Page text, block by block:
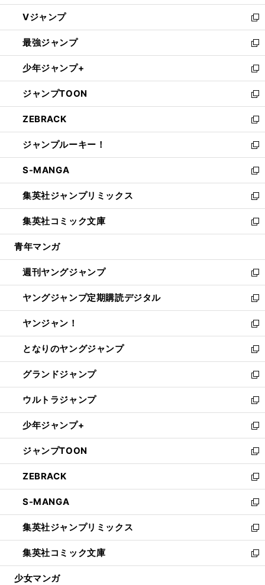
ウ
ィ
ン
ド
ウ
で
開
く
し
い
ウ
ィ
ン
ド
ウ
で
開
く
Vジャンプ
新
し
い
ウ
ィ
ン
ド
ウ
で
開
く
最強ジャンプ
新
し
い
ウ
ィ
ン
ド
ウ
で
開
く
少年ジャンプ+
新
し
い
ウ
ィ
ン
ド
ウ
で
開
く
ジャンプTOON
新
し
い
ウ
ィ
ン
ド
ウ
で
開
く
ZEBRACK
新
し
い
ウ
ィ
ン
ド
ウ
で
開
ジャンプルーキー！
新
し
い
ウ
ィ
ン
ド
ウ
開
く
S-MANGA
新
し
い
ウ
ィ
ン
ウ
で
開
く
集英社ジャンプリミックス
新
し
い
ウ
ン
ド
ウ
で
開
く
集英社コミック文庫
新
し
ウ
ィ
ン
ド
ウ
で
開
く
青年マンガ
週刊ヤングジャンプ
新
し
い
ウ
ィ
ン
ド
ウ
で
開
く
ヤングジャンプ定期購読デジタル
新
し
い
ウ
ィ
ン
ド
ウ
で
開
く
ヤンジャン！
新
し
い
ウ
ィ
ン
ド
ウ
で
開
く
となりのヤングジャンプ
新
し
い
ウ
ィ
ン
ド
ウ
で
開
く
グランドジャンプ
新
し
い
ウ
ィ
ン
ド
ウ
で
開
く
ウルトラジャンプ
新
し
い
ウ
ィ
ン
ド
ウ
で
開
く
少年ジャンプ+
新
し
い
ウ
ィ
ン
ド
ウ
で
開
く
ジャンプTOON
新
し
い
ウ
ィ
ン
ド
ウ
で
開
ZEBRACK
新
し
い
ウ
ィ
ン
ド
ウ
S-MANGA
新
し
い
ウ
ィ
ン
集英社ジャンプリミックス
新
し
い
ウ
集英社コミック文庫
新
し
少女マンガ